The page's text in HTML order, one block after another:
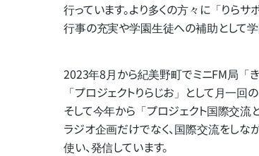
行っています。​より​多くの​方​々に​「りら
行事の​充実や​学園生徒への​補助と​して​学
2023年8月から​紀美野町で​ミニFM局​ 「
「プロジェクトりらじお」と​して​月一回
そして​今年から​「プロジェクト国際交流
ラジオ企画だけでなく、​国際交流を​しな
使い、​発信しています。